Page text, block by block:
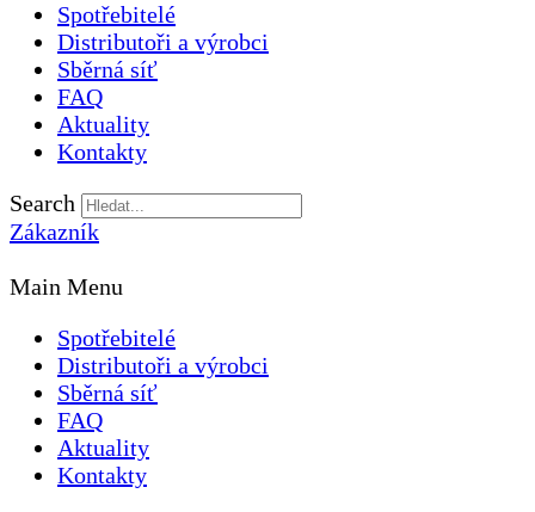
Spotřebitelé
Distributoři a výrobci
Sběrná síť
FAQ
Aktuality
Kontakty
Search
Zákazník
Main Menu
Spotřebitelé
Distributoři a výrobci
Sběrná síť
FAQ
Aktuality
Kontakty